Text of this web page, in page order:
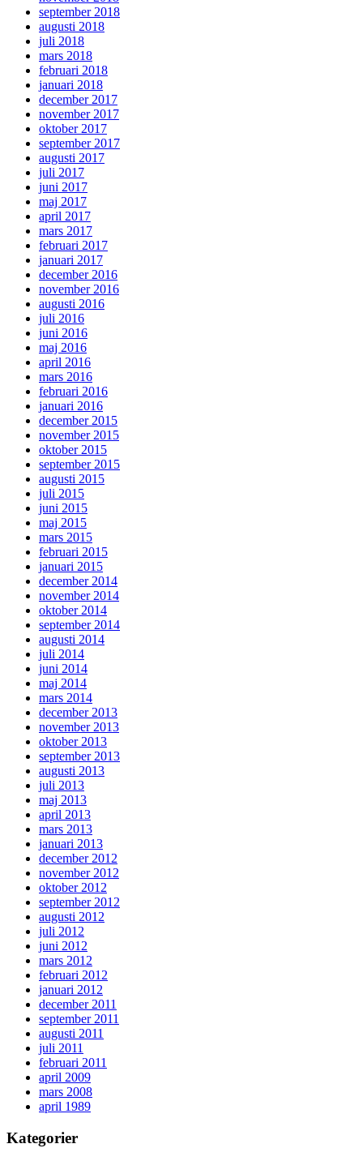
september 2018
augusti 2018
juli 2018
mars 2018
februari 2018
januari 2018
december 2017
november 2017
oktober 2017
september 2017
augusti 2017
juli 2017
juni 2017
maj 2017
april 2017
mars 2017
februari 2017
januari 2017
december 2016
november 2016
augusti 2016
juli 2016
juni 2016
maj 2016
april 2016
mars 2016
februari 2016
januari 2016
december 2015
november 2015
oktober 2015
september 2015
augusti 2015
juli 2015
juni 2015
maj 2015
mars 2015
februari 2015
januari 2015
december 2014
november 2014
oktober 2014
september 2014
augusti 2014
juli 2014
juni 2014
maj 2014
mars 2014
december 2013
november 2013
oktober 2013
september 2013
augusti 2013
juli 2013
maj 2013
april 2013
mars 2013
januari 2013
december 2012
november 2012
oktober 2012
september 2012
augusti 2012
juli 2012
juni 2012
mars 2012
februari 2012
januari 2012
december 2011
september 2011
augusti 2011
juli 2011
februari 2011
april 2009
mars 2008
april 1989
Kategorier